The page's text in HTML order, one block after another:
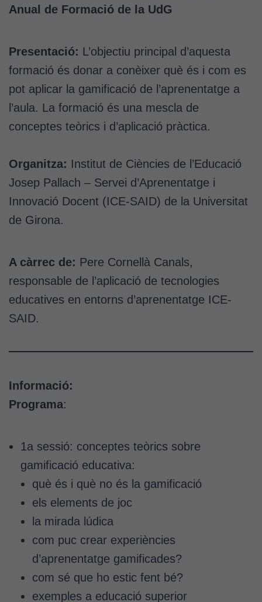
Anual de Formació de la UdG
Presentació: L’objectiu principal d’aquesta
formació és donar a conèixer què és i com es
pot aplicar la gamificació de l’aprenentatge a
l’aula. La formació és una mescla de
conceptes teòrics i d’aplicació pràctica.
Organitza: Institut de Ciències de l’Educació
Josep Pallach – Servei d’Aprenentatge i
Innovació Docent (ICE-SAID) de la Universitat
de Girona.
A càrrec de: Pere Cornellà Canals,
responsable de l’aplicació de tecnologies
educatives en entorns d’aprenentatge ICE-
SAID.
Informació:
Programa:
1a sessió: conceptes teòrics sobre
gamificació educativa:
què és i què no és la gamificació
els elements de joc
la mirada lúdica
com puc crear experiències
d’aprenentatge gamificades?
com sé que ho estic fent bé?
exemples a educació superior